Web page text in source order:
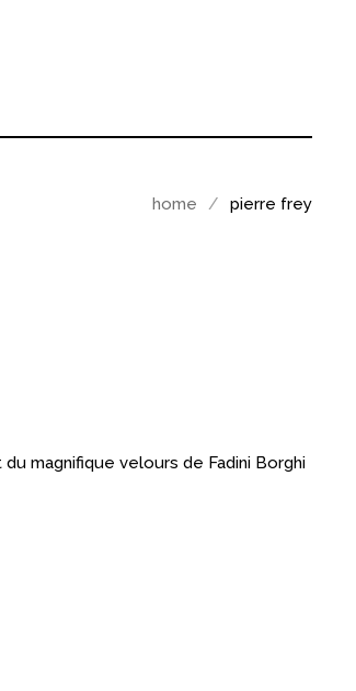
home pierre frey
magnifique velours de Fadini Borghi